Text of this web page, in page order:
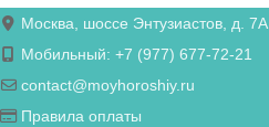
Москва, шоссе Энтузиастов, д. 7А
Мобильный: +7 (977) 677-72-21
contact@moyhoroshiy.ru
Правила оплаты